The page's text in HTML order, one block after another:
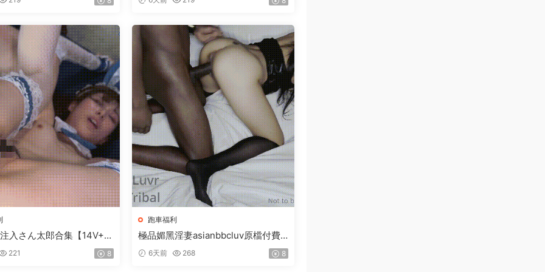
入さん太郎合集【14V+5
221 8
跑車福利
極品媚黑淫妻asianbbcluv原檔付費
合集【50V+45.37G】
6天前 268 8